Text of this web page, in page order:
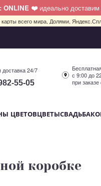
ONLINE ❤️ идеально
всего мира, Долями,
доставка 24/7
55-05
с 9:00 до
при
ЦВЕТОВЦВЕТЫСВАДЬБА
коробке